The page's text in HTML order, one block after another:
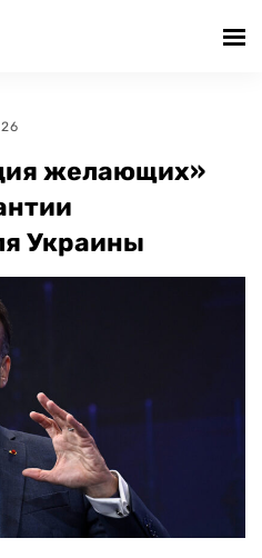
желающих»
Украины